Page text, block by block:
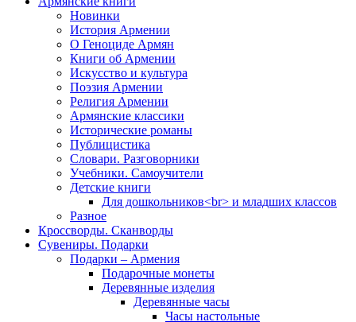
Новинки
История Армении
О Геноциде Армян
Книги об Армении
Иcкусство и культура
Поэзия Армении
Религия Армении
Армянские классики
Исторические романы
Публицистика
Словари. Разговорники
Учебники. Самоучители
Детские книги
Для дошкольников<br> и младших классов
Разное
Кроссворды. Сканворды
Сувениры. Подарки
Подарки – Армения
Подарочные монеты
Деревянные изделия
Деревянные часы
Часы настольные